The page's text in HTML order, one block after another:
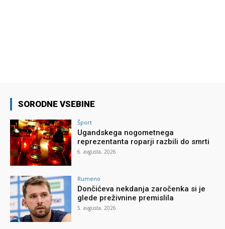
SORODNE VSEBINE
Šport
Ugandskega nogometnega
reprezentanta roparji razbili do smrti
6. avgusta, 2026
Rumeno
Dončićeva nekdanja zaročenka si je
glede preživnine premislila
5. avgusta, 2026